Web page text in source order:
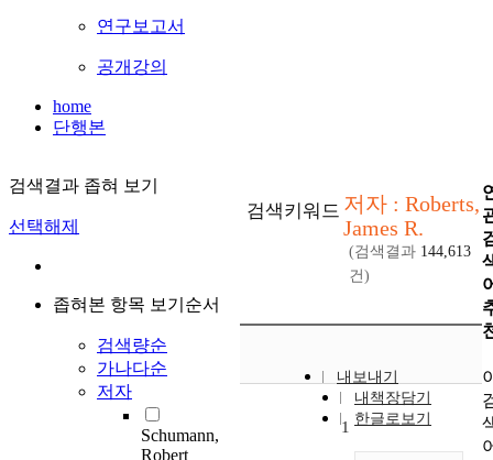
연구보고서
공개강의
home
단행본
검색결과 좁혀 보기
선택해제
좁혀본 항목 보기순서
검색량순
가나다순
저자
Schumann,
Robert
검색키워드 저자 : Roberts,
James R.
(검색결과 144,613
건)
내보내기
내책장담기
한글로보기
1